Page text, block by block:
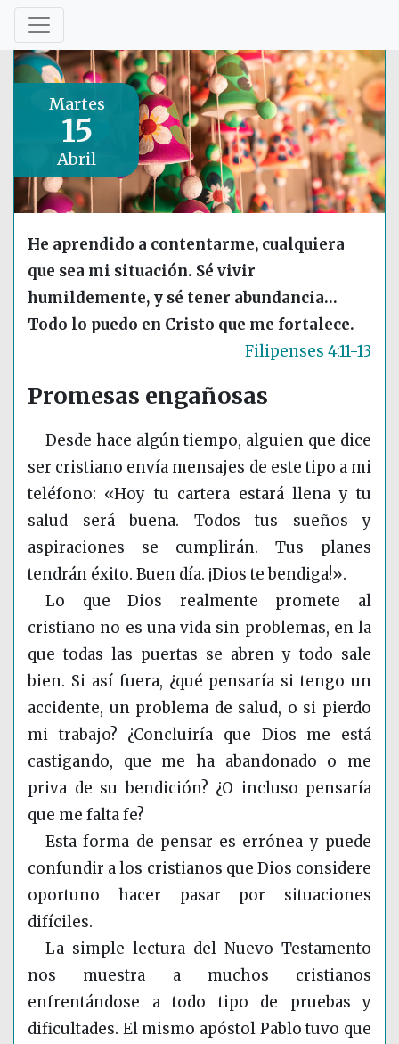
Martes
15
Abril
He aprendido a contentarme, cualquiera
que sea mi situación. Sé vivir
humildemente, y sé tener abundancia…
Todo lo puedo en Cristo que me fortalece.
Filipenses 4:11-13
Promesas engañosas
Desde hace algún tiempo, alguien que dice
ser cristiano envía mensajes de este tipo a mi
teléfono: «Hoy tu cartera estará llena y tu
salud será buena. Todos tus sueños y
aspiraciones se cumplirán. Tus planes
tendrán éxito. Buen día. ¡Dios te bendiga!».
Lo que Dios realmente promete al
cristiano no es una vida sin problemas, en la
que todas las puertas se abren y todo sale
bien. Si así fuera, ¿qué pensaría si tengo un
accidente, un problema de salud, o si pierdo
mi trabajo? ¿Concluiría que Dios me está
castigando, que me ha abandonado o me
priva de su bendición? ¿O incluso pensaría
que me falta fe?
Esta forma de pensar es errónea y puede
confundir a los cristianos que Dios considere
oportuno hacer pasar por situaciones
difíciles.
La simple lectura del Nuevo Testamento
nos muestra a muchos cristianos
enfrentándose a todo tipo de pruebas y
dificultades. El mismo apóstol Pablo tuvo que